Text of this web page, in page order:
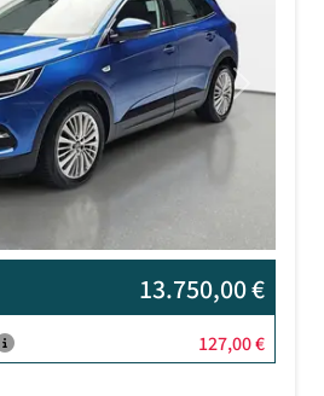
Next
13.750,00 €
127,00 €